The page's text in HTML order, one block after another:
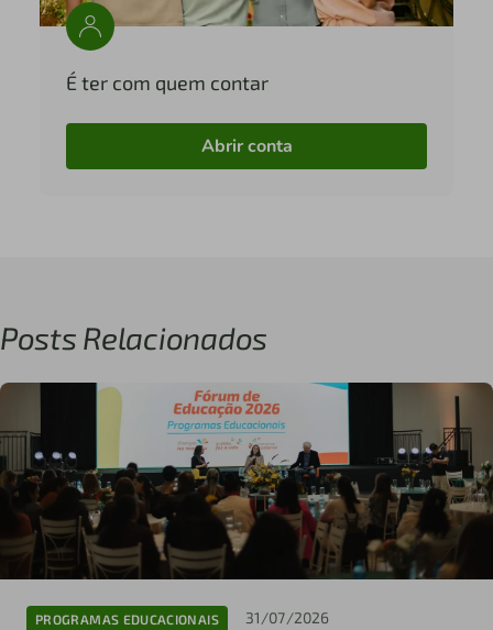
É ter com quem contar
Abrir conta
Posts Relacionados
PROGRAMAS EDUCACIONAIS 31/07/2026